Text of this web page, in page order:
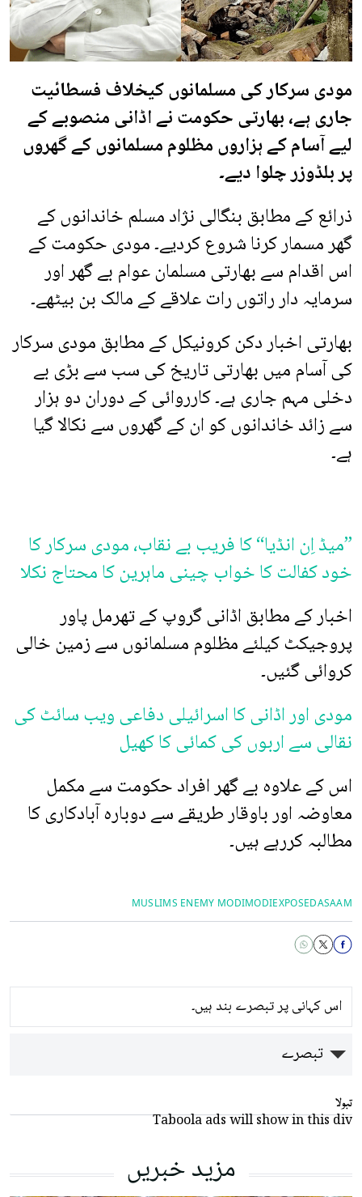
مودی سرکار کی مسلمانوں کیخلاف فسطائیت
جاری ہے، بھارتی حکومت نے اڈانی منصوبے کے
لیے آسام کے ہزاروں مظلوم مسلمانوں کے گھروں
پر بلڈوزر چلوا دیے۔
ذرائع کے مطابق بنگالی نژاد مسلم خاندانوں کے
گھر مسمار کرنا شروع کردیے۔ مودی حکومت کے
اس اقدام سے بھارتی مسلمان عوام بے گھر اور
سرمایہ دار راتوں رات علاقے کے مالک بن بیٹھے۔
بھارتی اخبار دکن کرونیکل کے مطابق مودی سرکار
کی آسام میں بھارتی تاریخ کی سب سے بڑی بے
دخلی مہم جاری ہے۔ کارروائی کے دوران دو ہزار
سے زائد خاندانوں کو ان کے گھروں سے نکالا گیا
ہے۔
”میڈ اِن انڈیا“ کا فریب بے نقاب، مودی سرکار کا
خود کفالت کا خواب چینی ماہرین کا محتاج نکلا
اخبار کے مطابق اڈانی گروپ کے تھرمل پاور
پروجیکٹ کیلئے مظلوم مسلمانوں سے زمین خالی
کروائی گئیں۔
مودی اور اڈانی کا اسرائیلی دفاعی ویب سائٹ کی
نقالی سے اربوں کی کمائی کا کھیل
اس کے علاوہ بے گھر افراد حکومت سے مکمل
معاوضہ اور باوقار طریقے سے دوبارہ آبادکاری کا
مطالبہ کررہے ہیں۔
ASAAM
MODIEXPOSED
MUSLIMS ENEMY MODI
اس کہانی پر تبصرے بند ہیں۔
تبصرے
تبولا
Taboola ads will show in this div
مزید خبریں